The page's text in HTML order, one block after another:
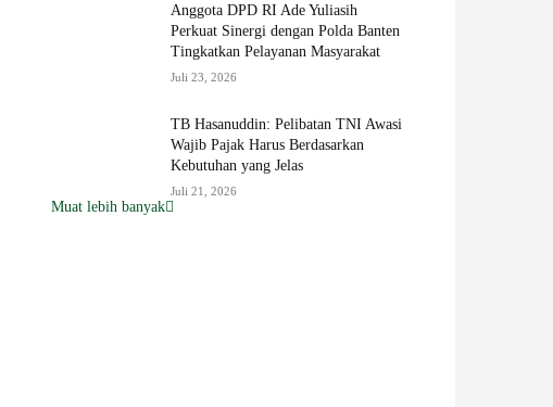
Anggota DPD RI Ade Yuliasih
Perkuat Sinergi dengan Polda Banten
Tingkatkan Pelayanan Masyarakat
Juli 23, 2026
TB Hasanuddin: Pelibatan TNI Awasi
Wajib Pajak Harus Berdasarkan
Kebutuhan yang Jelas
Juli 21, 2026
Muat lebih banyak